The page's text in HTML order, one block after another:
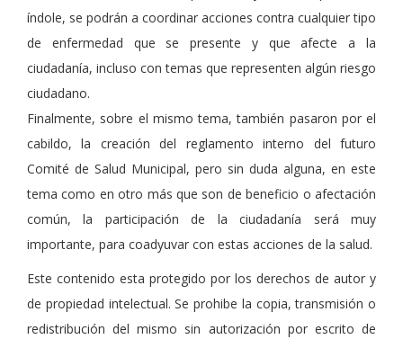
índole, se podrán a coordinar acciones contra cualquier tipo
de enfermedad que se presente y que afecte a la
ciudadanía, incluso con temas que representen algún riesgo
ciudadano.
Finalmente, sobre el mismo tema, también pasaron por el
cabildo, la creación del reglamento interno del futuro
Comité de Salud Municipal, pero sin duda alguna, en este
tema como en otro más que son de beneficio o afectación
común, la participación de la ciudadanía será muy
importante, para coadyuvar con estas acciones de la salud.
Este contenido esta protegido por los derechos de autor y
de propiedad intelectual. Se prohibe la copia, transmisión o
redistribución del mismo sin autorización por escrito de